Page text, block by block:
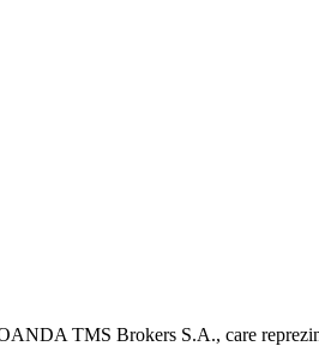
TMS Brokers S.A., care